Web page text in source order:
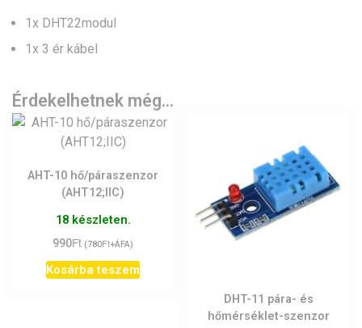
1x DHT22modul
1x 3 ér kábel
Érdekelhetnek még…
AHT-10 hő/páraszenzor
(AHT12;IIC)
18 készleten.
990Ft (780Ft+ÁFA)
Kosárba teszem
DHT-11 pára- és
hőmérséklet-szenzor